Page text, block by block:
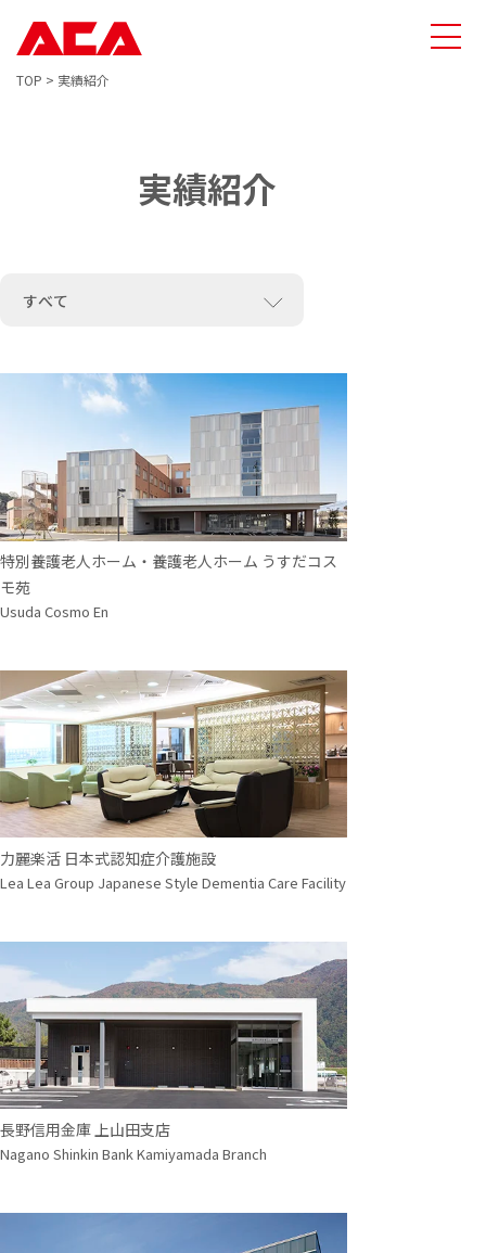
TOP > 実績紹介
実績紹介
特別養護老人ホーム・養護老人ホーム うすだコス
モ苑
Usuda Cosmo En
力麗楽活 日本式認知症介護施設
Lea Lea Group Japanese Style Dementia Care Facility
長野信用金庫 上山田支店
Nagano Shinkin Bank Kamiyamada Branch